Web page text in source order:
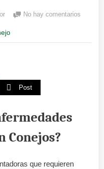
No hay comentarios
en
Post
Conejos?
que requieren